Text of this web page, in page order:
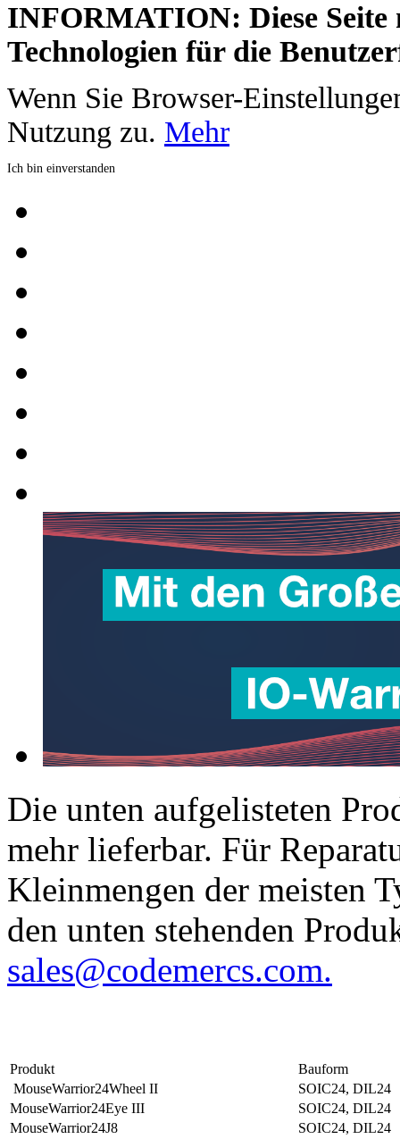
INFORMATION: Diese Seite
Technologien für die
Wenn Sie Browser-
Nutzung zu. Mehr
Ich bin einverstanden
Die unten aufgelisteten
mehr lieferbar. Für
Kleinmengen der meisten
den unten stehenden
sales@codemercs.com.
Produkt
Bauform
MouseWarrior24Wheel II
SOIC24, DIL24
MouseWarrior24Eye III
SOIC24, DIL24
MouseWarrior24J8
SOIC24, DIL24